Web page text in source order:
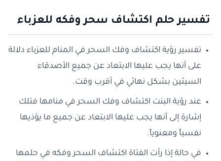
تفسير حلم اكتشاف سحر وفكه للعزباء
تفسير رؤية اكتشاف وفك السحر في المنام للعزباء دلالة
على أنها يجب عليها الابتعاد عن جميع الأصدقاء
السيئين بشكل نهائي في أقرب وقت.
عند رؤية البنت اكتشاف وفك السحر في منامها فتلك
إشارة إلى أنها يجب عليها الابتعاد عن جميع ما يؤذيها
نفسياً ومعنوياً.
في حالة إذا رأت الفتاة اكتشاف السحر وفكه في حلمها